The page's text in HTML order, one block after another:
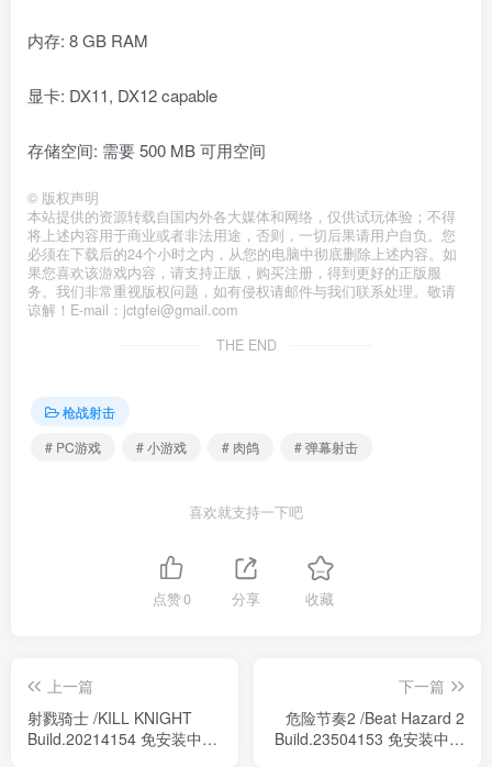
内存: 8 GB RAM
显卡: DX11, DX12 capable
存储空间: 需要 500 MB 可用空间
© 版权声明
本站提供的资源转载自国内外各大媒体和网络，仅供试玩体验；不得
将上述内容用于商业或者非法用途，否则，一切后果请用户自负。您
必须在下载后的24个小时之内，从您的电脑中彻底删除上述内容。如
果您喜欢该游戏内容，请支持正版，购买注册，得到更好的正版服
务。我们非常重视版权问题，如有侵权请邮件与我们联系处理。敬请
谅解！E-mail：jctgfei@gmail.com
THE END
枪战射击
# PC游戏
# 小游戏 # 肉鸽 # 弹幕射击
喜欢就支持一下吧
点赞0 分享 收藏
上一篇
射戮骑士 /KILL KNIGHT
Build.20214154 免安装中文
下一篇
危险节奏2 /Beat Hazard 2
Build.23504153 免安装中文